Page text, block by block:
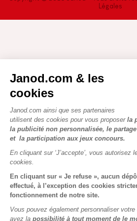
Janod.com & les
cookies
Janod.com ainsi que ses partenaires
utilisent des cookies pour vous proposer la
la publicité non personnalisée, le
et la participation aux jeux concours.
En cliquant sur ‘J’accepte’, vous autorisez
cookies.
En cliquant sur « Je refuse », aucun
effectué, à l’exception des cookies
fonctionnement de notre site.
Vous pouvez également personnaliser
avez la possibilité à tout moment de le
Légales